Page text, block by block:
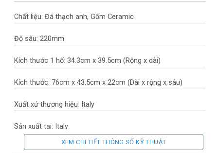
Chất liệu: Đá thạch anh, Gốm Ceramic
Độ sâu: 220mm
Kích thước 1 hố: 34.3cm x 39.5cm (Rộng x dài)
Kích thước: 76cm x 43.5cm x 22cm (Dài x rộng x sâu)
Xuất xứ thương hiệu: Italy
Sản xuất tại: Italy
Bảo hành: 5 năm theo chính sách Hãng
XEM CHI TIẾT THÔNG SỐ KỸ THUẬT